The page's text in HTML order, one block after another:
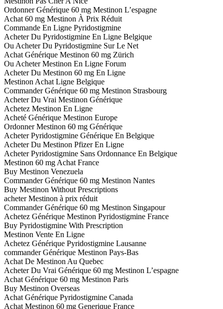
Ordonner Générique 60 mg Mestinon L’espagne
Achat 60 mg Mestinon À Prix Réduit
Commande En Ligne Pyridostigmine
Acheter Du Pyridostigmine En Ligne Belgique
Ou Acheter Du Pyridostigmine Sur Le Net
Achat Générique Mestinon 60 mg Zürich
Ou Acheter Mestinon En Ligne Forum
Acheter Du Mestinon 60 mg En Ligne
Mestinon Achat Ligne Belgique
Commander Générique 60 mg Mestinon Strasbourg
Acheter Du Vrai Mestinon Générique
Achetez Mestinon En Ligne
Acheté Générique Mestinon Europe
Ordonner Mestinon 60 mg Générique
Acheter Pyridostigmine Générique En Belgique
Acheter Du Mestinon Pfizer En Ligne
Acheter Pyridostigmine Sans Ordonnance En Belgique
Mestinon 60 mg Achat France
Buy Mestinon Venezuela
Commander Générique 60 mg Mestinon Nantes
Buy Mestinon Without Prescriptions
acheter Mestinon à prix réduit
Commander Générique 60 mg Mestinon Singapour
Achetez Générique Mestinon Pyridostigmine France
Buy Pyridostigmine With Prescription
Mestinon Vente En Ligne
Achetez Générique Pyridostigmine Lausanne
commander Générique Mestinon Pays-Bas
Achat De Mestinon Au Quebec
Acheter Du Vrai Générique 60 mg Mestinon L’espagne
Achat Générique 60 mg Mestinon Paris
Buy Mestinon Overseas
Achat Générique Pyridostigmine Canada
Achat Mestinon 60 mg Generique France